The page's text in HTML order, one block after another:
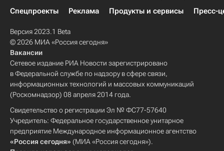
Спецпроекты
Реклама Продукты и сервисы Пресс-
Версия 2023.1 Beta
© 2026 МИА «Россия сегодня»
Вакансии
Сетевое издание РИА Новости зарегистрировано
в Федеральной службе по надзору в сфере связи,
информационных технологий и массовых коммуникаций
(Роскомнадзор) 08 апреля 2014 года.
Свидетельство о регистрации Эл № ФС77-57640
Учредитель: Федеральное государственное унитарное
предприятие Международное информационное агентство
«Россия сегодня» (МИА «Россия сегодня»).